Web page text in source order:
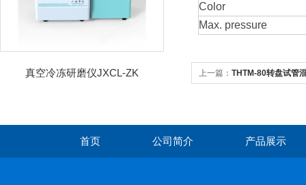
真空冷冻研磨仪JXCL-ZK
Color
Max. pressure
上一篇： THTM-80转盘试管
首页 公司简介 产品展示